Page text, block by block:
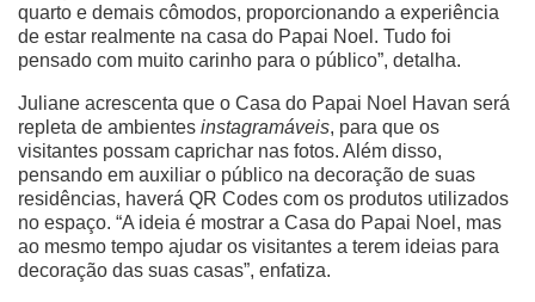
quarto e demais cômodos, proporcionando a experiência
de estar realmente na casa do Papai Noel. Tudo foi
pensado com muito carinho para o público”, detalha.
Juliane acrescenta que o Casa do Papai Noel Havan será
repleta de ambientes instagramáveis, para que os
visitantes possam caprichar nas fotos. Além disso,
pensando em auxiliar o público na decoração de suas
residências, haverá QR Codes com os produtos utilizados
no espaço. “A ideia é mostrar a Casa do Papai Noel, mas
ao mesmo tempo ajudar os visitantes a terem ideias para
decoração das suas casas”, enfatiza.